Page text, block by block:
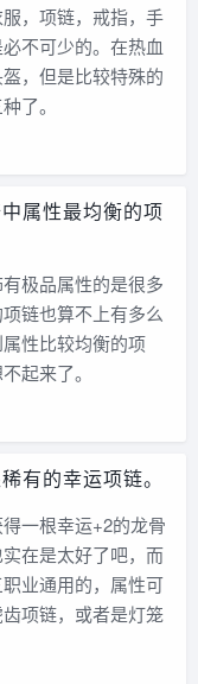
，项链，戒指，手
不可少的。在热血
，但是比较特殊的
了。
属性最均衡的项
极品属性的是很多
链也算不上有多么
性比较均衡的项
起来了。
有的幸运项链。
一根幸运+2的龙骨
在是太好了吧，而
业通用的，属性可
项链，或者是灯笼